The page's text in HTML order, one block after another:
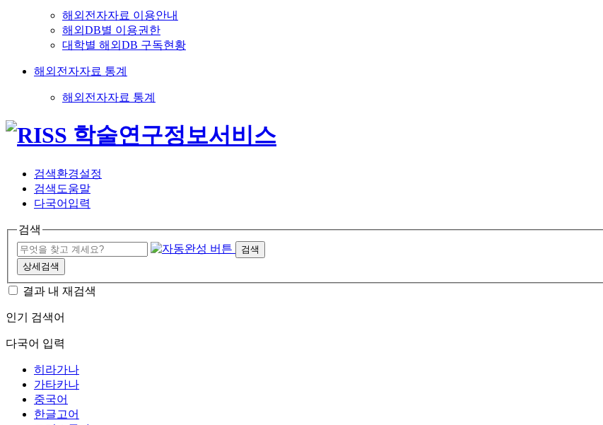
해외전자자료 이용안내
해외DB별 이용권한
대학별 해외DB 구독현황
해외전자자료 통계
해외전자자료 통계
검색환경설정
검색도움말
다국어입력
검색
검색
상세검색
결과 내 재검색
인기 검색어
다국어 입력
히라가나
가타카나
중국어
한글고어